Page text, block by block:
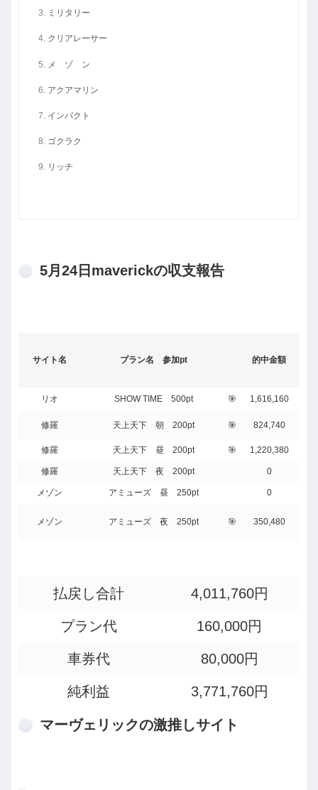
ミリタリー
クリアレーサー
メ ゾ ン
アクアマリン
インパクト
ゴクラク
リッチ
5月24日maverickの収支報告
サイト名 プラン名 参加pt 的中金額
リオ SHOW TIME 500pt 🎯 1,616,160
修羅 天上天下 朝 200pt 🎯 824,740
修羅 天上天下 昼 200pt 🎯 1,220,380
修羅 天上天下 夜 200pt 0
メゾン アミューズ 昼 250pt 0
メゾン アミューズ 夜 250pt 🎯 350,480
払戻し合計 4,011,760円
プラン代 160,000円
車券代 80,000円
純利益 3,771,760円
マーヴェリックの激推しサイト